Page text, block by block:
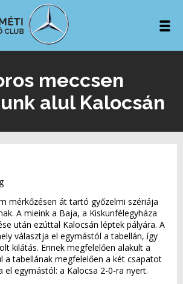
meccsen
alul Kalocsán
mérkőzésen át tartó győzelmi szériája
A mieink a Baja, a Kiskunfélegyháza
után ezúttal Kalocsán léptek pályára. A
választja el egymástól a tabellán, így
kilátás. Ennek megfelelően alakult a
a tabellának megfelelően a két csapatot
el egymástól: a Kalocsa 2-0-ra nyert.